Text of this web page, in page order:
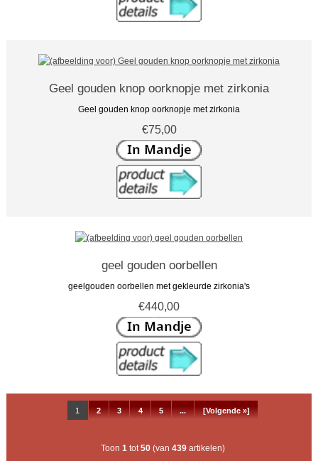
Geel gouden knop oorknopje met zirkonia
Geel gouden knop oorknopje met zirkonia
€75,00
geel gouden oorbellen
geelgouden oorbellen met gekleurde zirkonia's
€440,00
1 2 3 4 5 ... [Volgende »]
Toon 1 tot 50(van 439artikelen)